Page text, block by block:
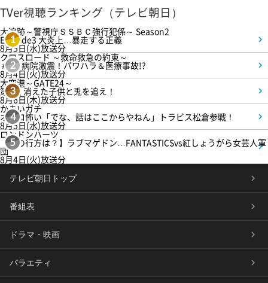
TVer視聴ランキング（テレビ朝日）
1
大追跡～警視庁ＳＳＢＣ強行犯係～ Season2
Episode3 大炎上…暴走する正義
8月5日(水)放送分
2
クロスロード ～救命救急の約束～
＃5 病院激震！パワハラ＆医療事故!?
8月4日(火)放送分
3
大空港～GATE24～
第3話 消えた子供と兎を追え！
8月6日(木)放送分
4
かまいガチ
オモロ怖い「でな、話はここからやねん」トラビス松倉参戦！
8月5日(水)放送分
5
ロンドンハーツ
【恋の行方は？】ラブマゲドン…FANTASTICSvs紅しょうがら女芸人軍
団
8月4日(火)放送分
テレビ朝日トップ
番組表
ドラマ・映画
バラエティ